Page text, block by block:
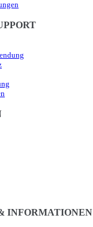
INFORMATIONEN